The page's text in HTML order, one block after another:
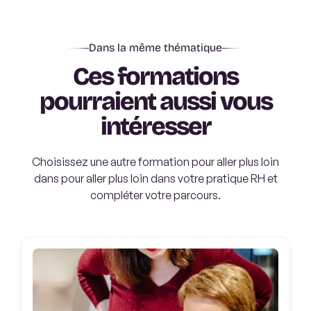
Dans la même thématique
Ces formations
pourraient aussi vous
intéresser
Choisissez une autre formation pour aller plus loin
dans pour aller plus loin dans votre pratique RH et
compléter votre parcours.